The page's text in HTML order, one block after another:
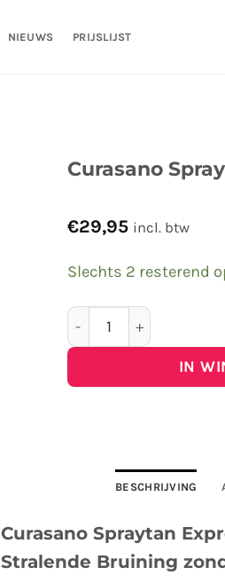
NIEUWS PRIJSLIJST
Curasano
€29,95 incl. btw
Slechts 2 resterend
Curasano Spraytan
IN
BESCHRIJVING
Curasano Spraytan
Stralende Bruining